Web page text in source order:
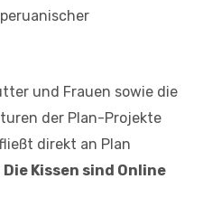
und Frauen sowie die
der Plan-Projekte
direkt an Plan
Die Kissen sind Online